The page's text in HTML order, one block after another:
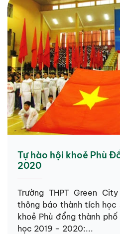
Tự hào hội khoẻ Phù
2020
Trường THPT Green
thông báo thành tích học
khoẻ Phù đổng thành
học 2019 – 2020:...